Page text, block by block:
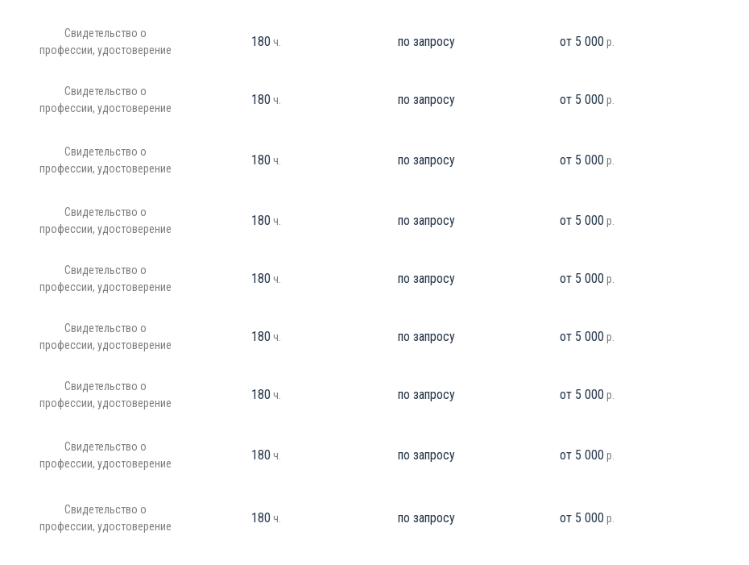
Свидетельство о
профессии, удостоверение
180 ч. по запросу от 5 000 р.
Свидетельство о
профессии, удостоверение
180 ч. по запросу от 5 000 р.
Свидетельство о
профессии, удостоверение
180 ч. по запросу от 5 000 р.
Свидетельство о
профессии, удостоверение
180 ч. по запросу от 5 000 р.
Свидетельство о
профессии, удостоверение
180 ч. по запросу от 5 000 р.
Свидетельство о
профессии, удостоверение
180 ч. по запросу от 5 000 р.
Свидетельство о
профессии, удостоверение
180 ч. по запросу от 5 000 р.
Свидетельство о
профессии, удостоверение
180 ч. по запросу от 5 000 р.
Свидетельство о
профессии, удостоверение
180 ч. по запросу от 5 000 р.